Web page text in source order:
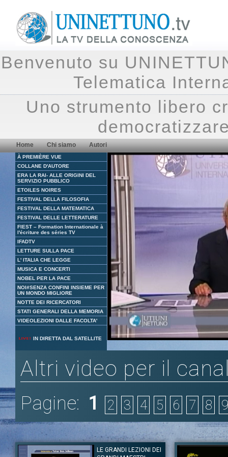
Benvenuto su
Telematica
Uno strumento libero
Home Chi siamo Autori
À PREMIÈRE VUE
COLLANE D'AUTORE
ERA LA RAI- ALLE ORIGINI DEL
SERVIZIO PUBBLICO
ETOILES NOIRES
FESTIVAL DELLA FILOSOFIA
FESTIVAL DELLA MATEMATICA
FESTIVAL DELLE LETTERATURE
FIEST – Formation Internationale à
l'écriture des séries TV
IFADTV
LETTURE SULLA PACE
L' ITALIA CHE LEGGE
MUSICA E CONCERTI
NOBEL PER LA PACE
NOI#SENZA CONFINI INSIEME PER
UN MONDO MIGLIORE
NOTTE DEI RICERCATORI
STATI GENERALI DELLA MEMORIA
VIDEOLEZIONI DALLE FACOLTA'
IN DIRETTA DAL SATELLITE
UnmuteLoaded:
4.06%
Altri video per il
Pagine: 1 2 3 4 5 6 7 8 9
LE GRANDI LEZIONI DEI